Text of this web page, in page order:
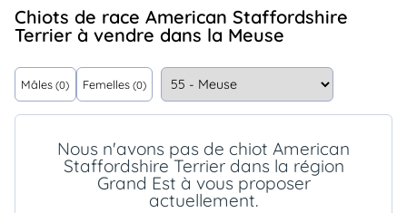
Services
..
Assurances
Connexion
Chiots de race American Staffordshire
Terrier à vendre dans la Meuse
Mâles (0) Femelles (0)
Nous n'avons pas de chiot American
Staffordshire Terrier dans la région
Grand Est à vous proposer
actuellement.